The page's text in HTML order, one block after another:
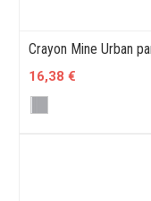
Crayon Mine Urban
16,38 €